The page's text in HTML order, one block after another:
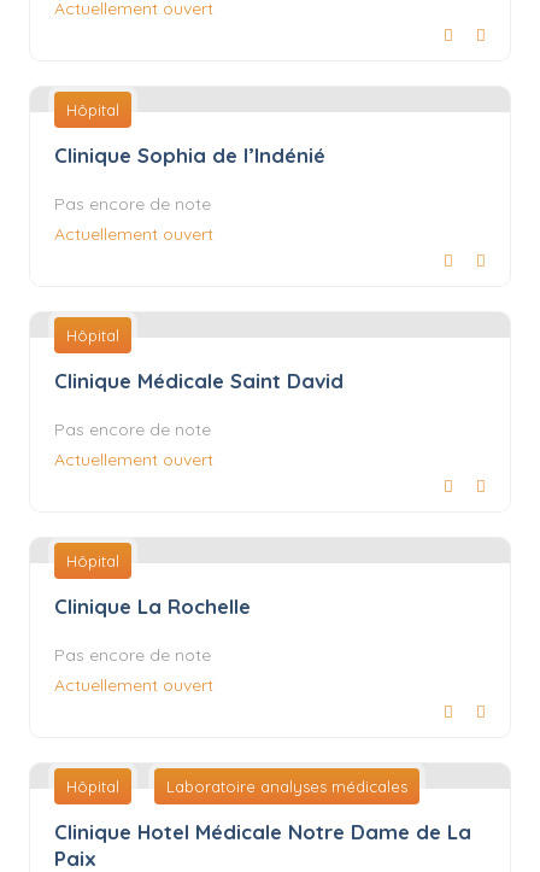
Actuellement ouvert
Hôpital
Clinique Sophia de l’Indénié
Pas encore de note
Actuellement ouvert
Hôpital
Clinique Médicale Saint David
Pas encore de note
Actuellement ouvert
Hôpital
Clinique La Rochelle
Pas encore de note
Actuellement ouvert
Hôpital Laboratoire analyses médicales
Clinique Hotel Médicale Notre Dame de La
Paix